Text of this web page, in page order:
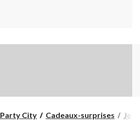
Party City Cadeaux-surprises